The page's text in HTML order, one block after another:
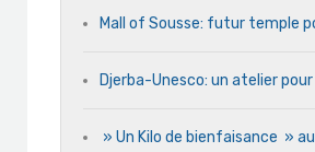
Mall of Sousse: futur temple
Djerba-Unesco: un atelier
» Un Kilo de bienfaisance »